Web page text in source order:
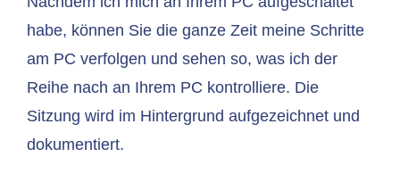
habe, können Sie die ganze Zeit meine Schritte
am PC verfolgen und sehen so, was ich der
Reihe nach an Ihrem PC kontrolliere. Die
Sitzung wird im Hintergrund aufgezeichnet und
dokumentiert.